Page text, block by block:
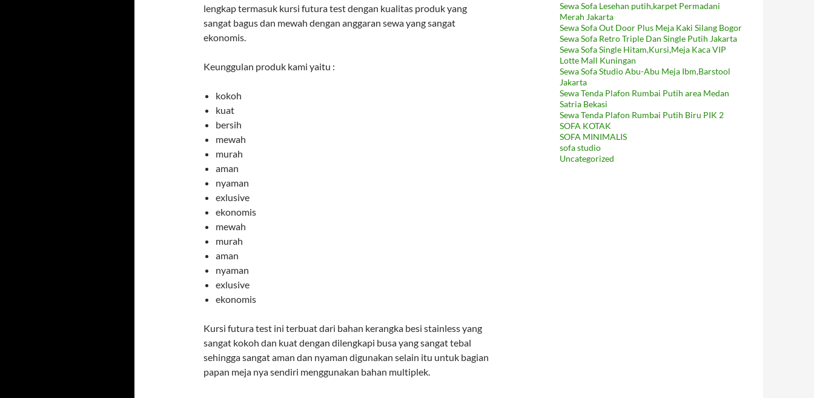
lengkap termasuk kursi futura test dengan kualitas produk yang
sangat bagus dan mewah dengan anggaran sewa yang sangat
ekonomis.
Keunggulan produk kami yaitu :
kokoh
kuat
bersih
mewah
murah
aman
nyaman
exlusive
ekonomis
mewah
murah
aman
nyaman
exlusive
ekonomis
Kursi futura test ini terbuat dari bahan kerangka besi stainless yang
sangat kokoh dan kuat dengan dilengkapi busa yang sangat tebal
sehingga sangat aman dan nyaman digunakan selain itu untuk bagian
papan meja nya sendiri menggunakan bahan multiplek.
Sewa Sofa Lesehan putih,karpet Permadani
Merah Jakarta
Sewa Sofa Out Door Plus Meja Kaki Silang Bogor
Sewa Sofa Retro Triple Dan Single Putih Jakarta
Sewa Sofa Single Hitam,Kursi,Meja Kaca VIP
Lotte Mall Kuningan
Sewa Sofa Studio Abu-Abu Meja Ibm,Barstool
Jakarta
Sewa Tenda Plafon Rumbai Putih area Medan
Satria Bekasi
Sewa Tenda Plafon Rumbai Putih Biru PIK 2
SOFA KOTAK
SOFA MINIMALIS
sofa studio
Uncategorized